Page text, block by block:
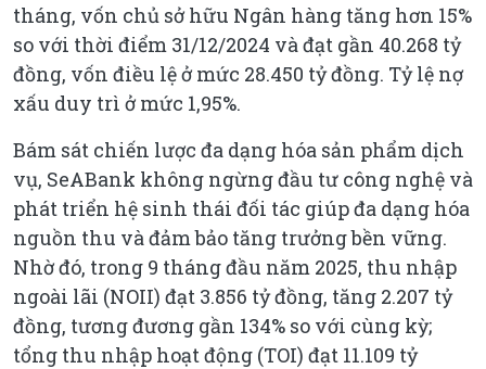
tháng, vốn chủ sở hữu Ngân hàng tăng hơn 15%
so với thời điểm 31/12/2024 và đạt gần 40.268 tỷ
đồng, vốn điều lệ ở mức 28.450 tỷ đồng. Tỷ lệ nợ
xấu duy trì ở mức 1,95%.
Bám sát chiến lược đa dạng hóa sản phẩm dịch
vụ, SeABank không ngừng đầu tư công nghệ và
phát triển hệ sinh thái đối tác giúp đa dạng hóa
nguồn thu và đảm bảo tăng trưởng bền vững.
Nhờ đó, trong 9 tháng đầu năm 2025, thu nhập
ngoài lãi (NOII) đạt 3.856 tỷ đồng, tăng 2.207 tỷ
đồng, tương đương gần 134% so với cùng kỳ;
tổng thu nhập hoạt động (TOI) đạt 11.109 tỷ